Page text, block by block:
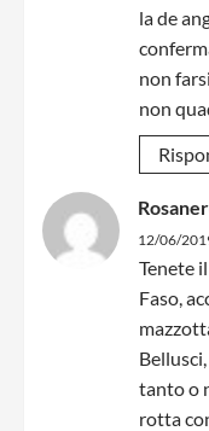
la de
non
non
12/06/
Tenete
Faso,
tanto o
rotta